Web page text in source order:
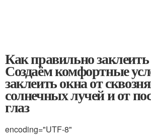
Как правильно
Создаём комфортные
заклеить окна от
солнечных лучей и от
глаз
encoding="UTF-8"